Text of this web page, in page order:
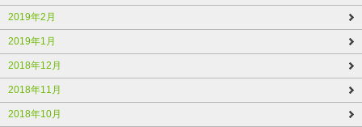
2019年2月
2019年1月
2018年12月
2018年11月
2018年10月